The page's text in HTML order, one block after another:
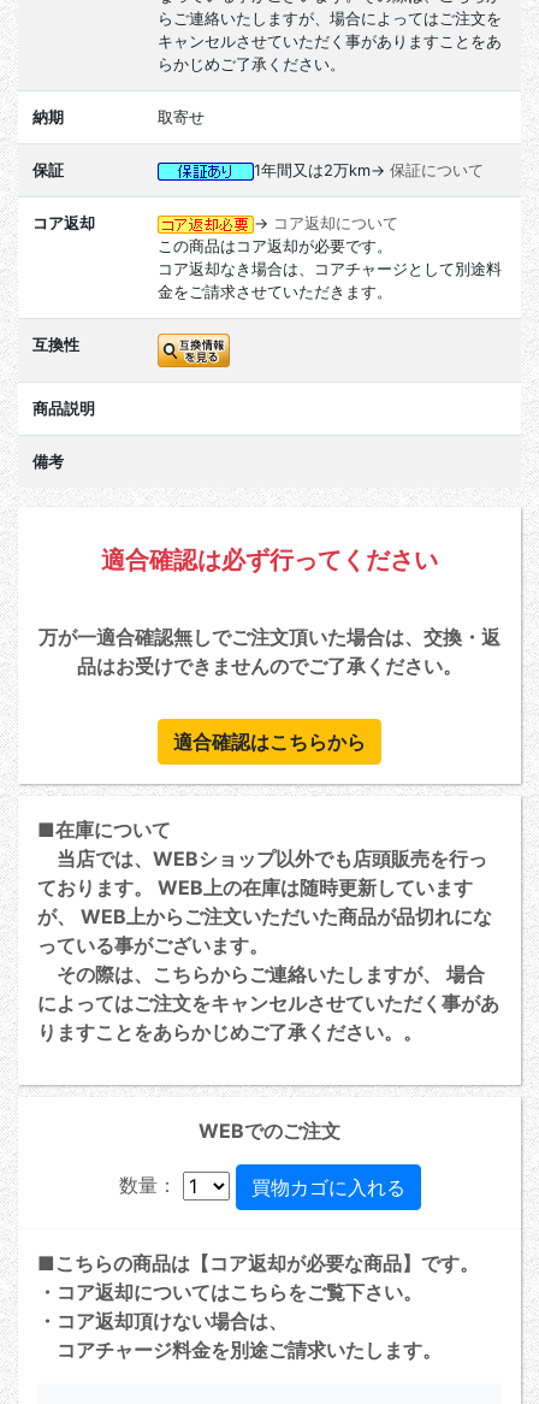
らご連絡いたしますが、場合によってはご注文を
キャンセルさせていただく事がありますことをあ
らかじめご了承ください。
納期 取寄せ
保証 1年間又は2万km→ 保証について
コア返却 → コア返却について
この商品はコア返却が必要です。
コア返却なき場合は、コアチャージとして別途料
金をご請求させていただきます。
互換性
商品説明
備考
適合確認は必ず行ってください
万が一適合確認無しでご注文頂いた場合は、交換・返
品はお受けできませんのでご了承ください。
適合確認はこちらから
■在庫について
当店では、WEBショップ以外でも店頭販売を行っ
ております。 WEB上の在庫は随時更新しています
が、 WEB上からご注文いただいた商品が品切れにな
っている事がございます。
その際は、こちらからご連絡いたしますが、 場合
によってはご注文をキャンセルさせていただく事があ
りますことをあらかじめご了承ください。。
WEBでのご注文
数量：
■こちらの商品は【コア返却が必要な商品】です。
・コア返却についてはこちらをご覧下さい。
・コア返却頂けない場合は、
コアチャージ料金を別途ご請求いたします。